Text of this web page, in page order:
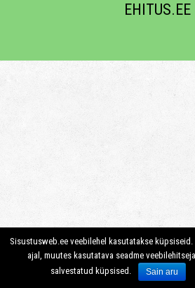
EHITUS.EE
Sisustusweb.ee veebilehel kasutatakse
ajal, muutes kasutatava seadme
salvestatud küpsised.
Sain aru